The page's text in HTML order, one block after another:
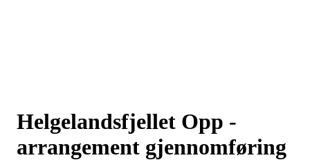
Helgelandsfjellet Opp -
arrangement gjennomføring